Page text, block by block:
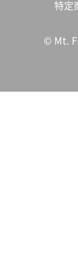
特定
© Mt.